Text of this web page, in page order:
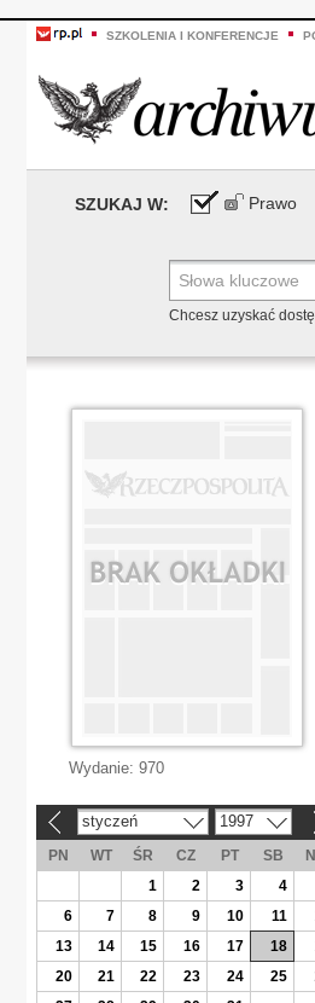
SZKOLENIA I KONFERENCJE
SZUKAJ W: Prawo
Chcesz uzyskać
Wydanie: 970
styczeń 1997
PN WT ŚR CZ PT SB
1
2 3 4
6
7 8 9 10 11
13
14 15 16 17 18
20
21 22 23 24 25